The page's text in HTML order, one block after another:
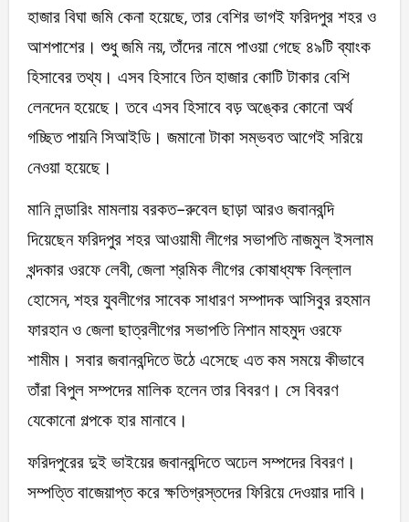
হাজার বিঘা জমি কেনা হয়েছে, তার বেশির ভাগই ফরিদপুর শহর ও
আশপাশের। শুধু জমি নয়, তাঁদের নামে পাওয়া গেছে ৪৯টি ব্যাংক
হিসাবের তথ্য। এসব হিসাবে তিন হাজার কোটি টাকার বেশি
লেনদেন হয়েছে। তবে এসব হিসাবে বড় অঙ্কের কোনো অর্থ
গচ্ছিত পায়নি সিআইডি। জমানো টাকা সম্ভবত আগেই সরিয়ে
নেওয়া হয়েছে।
মানি লন্ডারিং মামলায় বরকত-রুবেল ছাড়া আরও জবানবন্দি
দিয়েছেন ফরিদপুর শহর আওয়ামী লীগের সভাপতি নাজমুল ইসলাম
খন্দকার ওরফে লেবী, জেলা শ্রমিক লীগের কোষাধ্যক্ষ বিল্লাল
হোসেন, শহর যুবলীগের সাবেক সাধারণ সম্পাদক আসিবুর রহমান
ফারহান ও জেলা ছাত্রলীগের সভাপতি নিশান মাহমুদ ওরফে
শামীম। সবার জবানবন্দিতে উঠে এসেছে এত কম সময়ে কীভাবে
তাঁরা বিপুল সম্পদের মালিক হলেন তার বিবরণ। সে বিবরণ
যেকোনো গল্পকে হার মানাবে।
ফরিদপুরের দুই ভাইয়ের জবানবন্দিতে অঢেল সম্পদের বিবরণ।
সম্পত্তি বাজেয়াপ্ত করে ক্ষতিগ্রস্তদের ফিরিয়ে দেওয়ার দাবি।